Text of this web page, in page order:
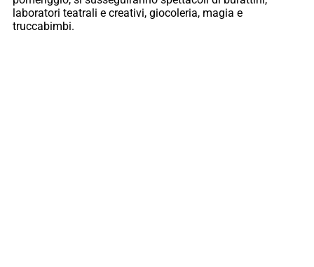
laboratori teatrali e creativi, giocoleria, magia e
truccabimbi.